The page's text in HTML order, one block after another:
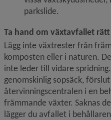
parkslide.
Ta hand om växtavfallet rätt
Lägg inte växtrester från
komposten eller i naturen.
inte leder till vidare
genomskinlig sopsäck,
återvinningscentralen i en
främmande växter. Saknas
lägger du avfallet i